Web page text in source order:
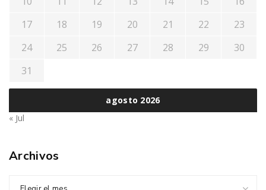
agosto 2026
17
18 19 20 21 22
23
24
25 26 27 28 29
30
31
« Jul
Archivos